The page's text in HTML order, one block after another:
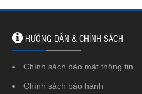
HƯỚNG DẪN & CHÍNH SÁCH
Chính sách bảo mật thông tin
Chính sách bảo hành